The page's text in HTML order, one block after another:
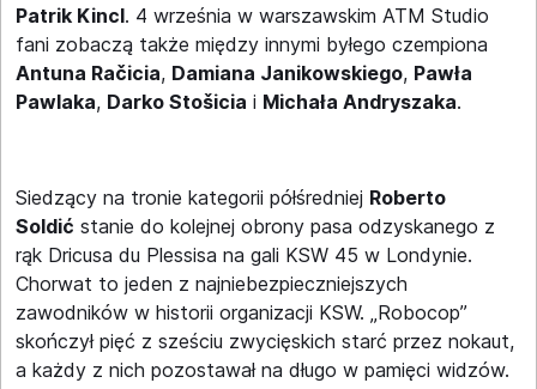
Patrik Kincl. 4 września w warszawskim ATM Studio
fani zobaczą także między innymi byłego czempiona
Antuna Račicia, Damiana Janikowskiego, Pawła
Pawlaka, Darko Stošicia i Michała Andryszaka.
Siedzący na tronie kategorii półśredniej Roberto
Soldić stanie do kolejnej obrony pasa odzyskanego z
rąk Dricusa du Plessisa na gali KSW 45 w Londynie.
Chorwat to jeden z najniebezpieczniejszych
zawodników w historii organizacji KSW. „Robocop”
skończył pięć z sześciu zwycięskich starć przez nokaut,
a każdy z nich pozostawał na długo w pamięci widzów.